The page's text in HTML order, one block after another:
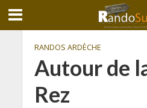
RANDOS ARDÈCHE
Autour de
Rez